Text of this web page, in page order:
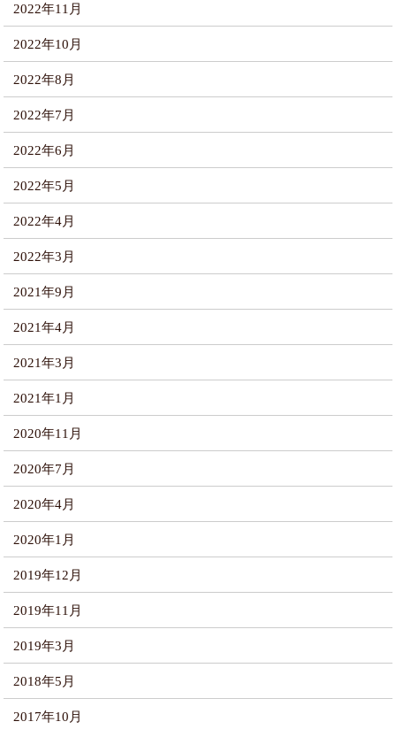
2022年11月
2022年10月
2022年8月
2022年7月
2022年6月
2022年5月
2022年4月
2022年3月
2021年9月
2021年4月
2021年3月
2021年1月
2020年11月
2020年7月
2020年4月
2020年1月
2019年12月
2019年11月
2019年3月
2018年5月
2017年10月